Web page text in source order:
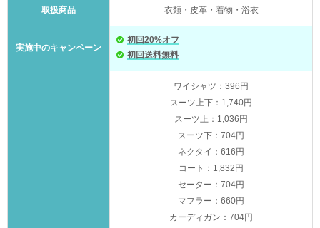
取扱商品 衣類・皮革・着物・浴衣
実施中のキャンペーン
初回20%オフ
初回送料無料
ワイシャツ：396円
スーツ上下：1,740円
スーツ上：1,036円
スーツ下：704円
ネクタイ：616円
コート：1,832円
セーター：704円
マフラー：660円
カーディガン：704円